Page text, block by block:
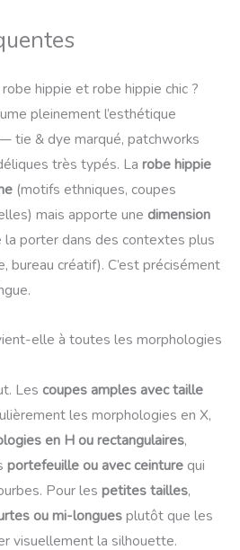
hippie et robe hippie chic ?
pleinement l’esthétique
tie & dye marqué, patchworks
très typés. La robe hippie
(motifs ethniques, coupes
mais apporte une dimension
la porter dans des contextes plus
bureau créatif). C’est précisément
elle à toutes les morphologies
Les coupes amples avec taille
les morphologies en X,
en H ou rectangulaires,
portefeuille ou avec ceinture qui
Pour les petites tailles,
ou mi-longuesplutôt que les
visuellement la silhouette.